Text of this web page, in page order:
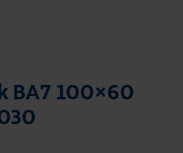
BA7 100×60